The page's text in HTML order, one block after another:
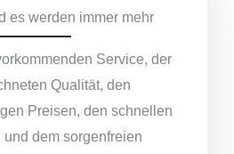
es werden immer mehr
Service, der
Qualität, den
Preisen, den schnellen
und dem sorgenfreien